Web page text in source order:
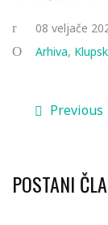
08 veljače
Arhiva,
Previous
POSTANI